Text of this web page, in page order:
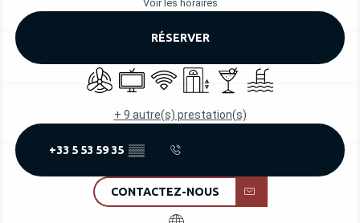
Voir les horaires
RÉSERVER
Air conditionné
Télévision
WiFi AscenseurBar / Buvette
Piscine
+ 9 autre(s) prestation(s)
+33 5 53 59 35 ▒▒
CONTACTEZ-NOUS